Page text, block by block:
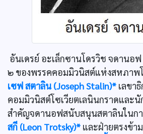
อันเดรย์ อะเล็กซานโดรวิช จดานอ
๒ ของพรรคคอมมิวนิสต์แห่งสหภาพ
เซฟ สตาลิน (Joseph Stalin)* เลขา
คอมมิวนิสต์โซเวียตเลนินกราดและ
สำคัญจดานอฟสนับสนุนสตาลินในก
สกี (Leon Trotsky)* และฝ่ายตรงข้า